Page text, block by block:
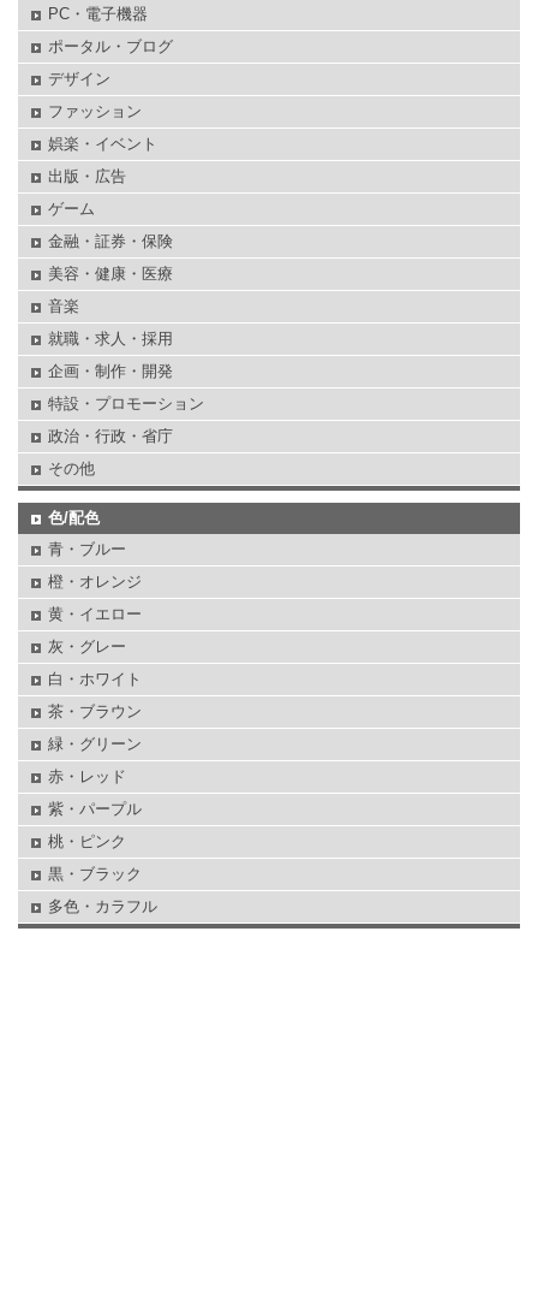
PC・電子機器
ポータル・ブログ
デザイン
ファッション
娯楽・イベント
出版・広告
ゲーム
金融・証券・保険
美容・健康・医療
音楽
就職・求人・採用
企画・制作・開発
特設・プロモーション
政治・行政・省庁
その他
色/配色
青・ブルー
橙・オレンジ
黄・イエロー
灰・グレー
白・ホワイト
茶・ブラウン
緑・グリーン
赤・レッド
紫・パープル
桃・ピンク
黒・ブラック
多色・カラフル